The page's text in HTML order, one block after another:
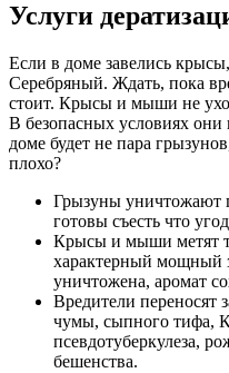
Услуги
Если в доме завелись
Серебряный. Ждать, пока
стоит. Крысы и мыши не
В безопасных условиях они
доме будет не пара
плохо?
Грызуны уничтожают
готовы съесть что
Крысы и мыши метят
характерный мощный
уничтожена, аромат
Вредители переносят
чумы, сыпного тифа,
псевдотуберкулеза,
бешенства.